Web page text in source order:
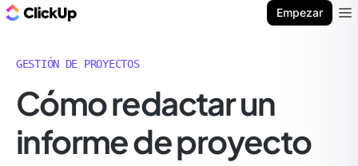
Empezar
GESTIÓN DE PROYECTOS
Cómo redactar un
informe de proyecto